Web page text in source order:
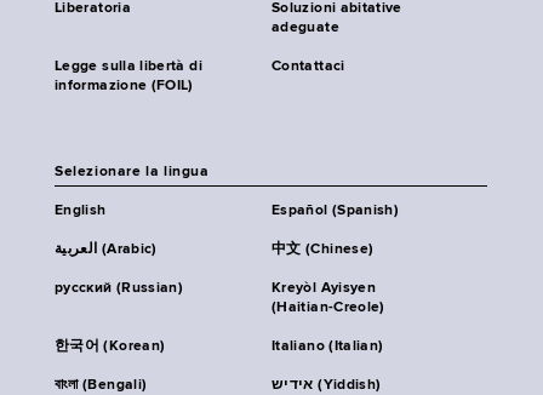
Liberatoria
Soluzioni abitative
adeguate
Legge sulla libertà di
informazione (FOIL)
Contattaci
Selezionare la lingua
English Español (Spanish)
العربية (Arabic) 中文 (Chinese)
русский (Russian)
Kreyòl Ayisyen
(Haitian-Creole)
한국어 (Korean) Italiano (Italian)
বাংলা (Bengali) אידיש (Yiddish)